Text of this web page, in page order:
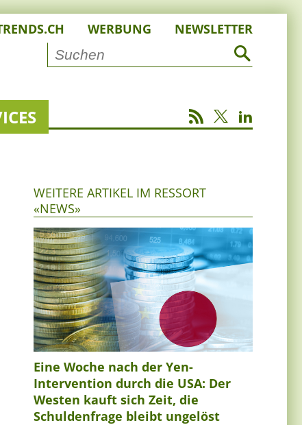
WERBUNG NEWSLETTER
WEITERE ARTIKEL IM RESSORT
«NEWS»
Eine Woche nach der Yen-
Intervention durch die USA: Der
Westen kauft sich Zeit, die
Schuldenfrage bleibt ungelöst